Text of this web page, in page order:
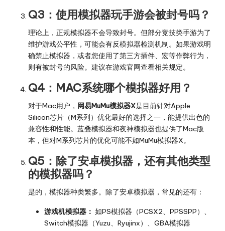
Q3：使用模拟器玩手游会被封号吗？
理论上，正规模拟器不会导致封号。但部分竞技类手游为了
维护游戏公平性，可能会有反模拟器检测机制。如果游戏明
确禁止模拟器，或者您使用了第三方插件、宏等作弊行为，
则有被封号的风险。建议在游戏官网查看相关规定。
Q4：MAC系统哪个模拟器好用？
对于Mac用户， 网易MuMu模拟器X是目前针对Apple
Silicon芯片（M系列）优化最好的选择之一，能提供出色的
兼容性和性能。蓝叠模拟器和夜神模拟器也提供了Mac版
本，但对M系列芯片的优化可能不如MuMu模拟器X。
Q5：除了安卓模拟器，还有其他类型
的模拟器吗？
是的，模拟器种类繁多。除了安卓模拟器，常见的还有：
游戏机模拟器： 如PS模拟器（PCSX2、PPSSPP）、
Switch模拟器（Yuzu、Ryujinx）、GBA模拟器